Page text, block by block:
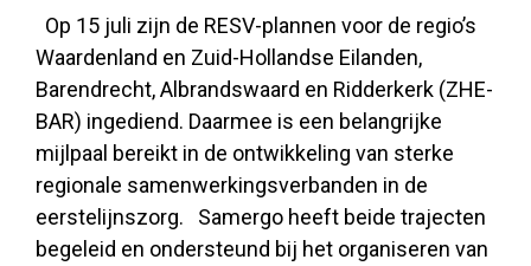
Op 15 juli zijn de RESV-plannen voor de regio’s
Waardenland en Zuid-Hollandse Eilanden,
Barendrecht, Albrandswaard en Ridderkerk (ZHE-
BAR) ingediend. Daarmee is een belangrijke
mijlpaal bereikt in de ontwikkeling van sterke
regionale samenwerkingsverbanden in de
eerstelijnszorg. Samergo heeft beide trajecten
begeleid en ondersteund bij het organiseren van